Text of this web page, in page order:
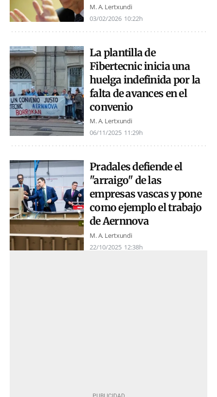
M. A. Lertxundi
03/02/2026 10:22h
La plantilla de
Fibertecnic inicia una
huelga indefinida por la
falta de avances en el
convenio
M. A. Lertxundi
06/11/2025 11:29h
Pradales defiende el
"arraigo" de las
empresas vascas y pone
como ejemplo el trabajo
de Aernnova
M. A. Lertxundi
22/10/2025 12:38h